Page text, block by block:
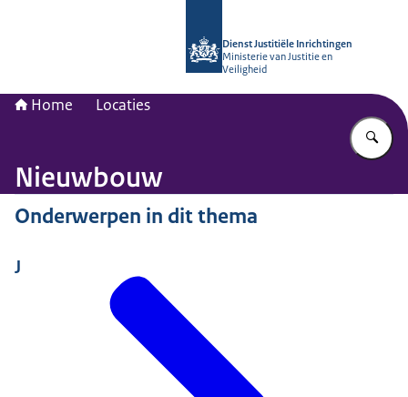
Dienst Justitiële Inrichtingen
Ministerie van Justitie en
Veiligheid
Home Locaties
Nieuwbouw
Onderwerpen in dit thema
J